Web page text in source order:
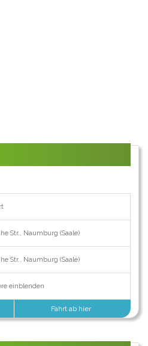
Str., Naumburg (Saale)
Str., Naumburg (Saale)
einblenden
Fahrt ab hier